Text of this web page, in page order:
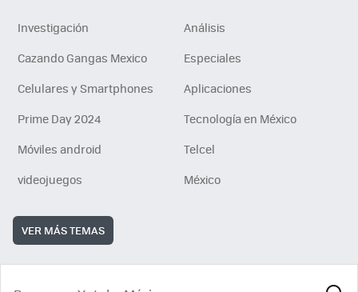
Investigación
Análisis
Cazando Gangas Mexico
Especiales
Celulares y Smartphones
Aplicaciones
Prime Day 2024
Tecnología en México
Móviles android
Telcel
videojuegos
México
VER MÁS TEMAS